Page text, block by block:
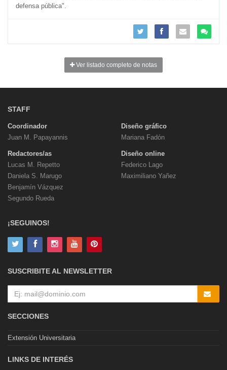
defensa pública".
Ver listado completo de notas
STAFF
Coordinador
Juan M. Papayannis
Redactores/as
Lucas M. Repetto
Daniela S. Marugo
Benjamín Vázquez
Segundo Rueda
Diseño gráfico
Mariana Fadón
Diseño online
Federico Lago
Maximiliano Yañez
¡SEGUINOS!
SUSCRIBITE AL NEWSLETTER
SECCIONES
Extensión Universitaria
LINKS DE INTERÉS